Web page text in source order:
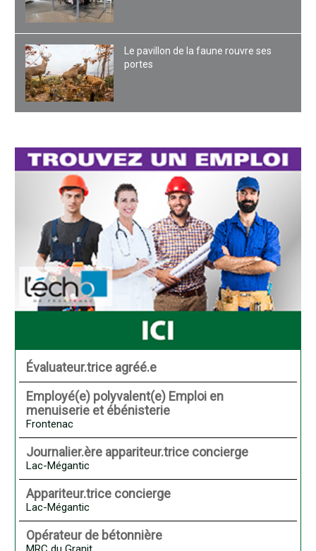
Le pavillon de la faune rouvre ses
portes
Évaluateur.trice agréé.e
Employé(e) polyvalent(e) Emploi en
menuiserie et ébénisterie
Frontenac
Journalier.ère appariteur.trice concierge
Lac-Mégantic
Appariteur.trice concierge
Lac-Mégantic
Opérateur de bétonnière